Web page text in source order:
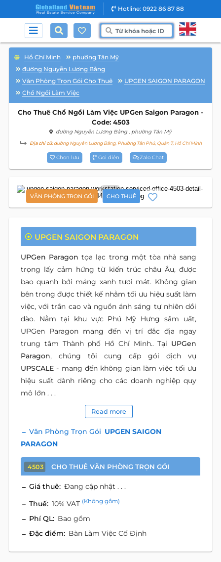
Hotline: 0922 86 87 88
Hồ Chí Minh
phường Tân Mỹ
đường Nguyễn Lương Bằng
Văn Phòng Trọn Gói Cho Thuê
UPGEN SAIGON PARAGON
Chổ Ngồi Làm Việc
Cho Thuê Chổ Ngồi Làm Việc UPGen Saigon Paragon -
Code: 4503
đường Nguyễn Lương Bằng , phường Tân Mỹ
Địa chỉ cũ:đường Nguyễn Lương Bằng, Phường Tân Phú, Quận 7, Hồ Chí Minh
Chọn lưu Gọi điện Zalo Chat
VĂN PHÒNG TRỌN GÓI CHO THUÊ
5
UPGEN SAIGON PARAGON
UPGen Paragon tọa lạc trong một tòa nhà sang
trọng lấy cảm hứng từ kiến trúc châu Âu, được
bao quanh bởi mảng xanh tươi mát. Không gian
bên trong được thiết kế nhằm tối ưu hiệu suất làm
việc, với trần cao và nguồn ánh sáng tự nhiên dồi
dào. Nằm tại khu vực Phú Mỹ Hưng sầm uất,
UPGen Paragon mang đến vị trí đắc địa ngay
trung tâm Thành phố Hồ Chí Minh.. Tại UPGen
Paragon, chúng tôi cung cấp gói dịch vụ
UPSCALE - mang đến không gian làm việc tối ưu
hiệu suất dành riêng cho các doanh nghiệp quy
mô lớn . . .
Read more
Văn Phòng Trọn Gói UPGEN SAIGON
PARAGON
4503 CHO THUÊ VĂN PHÒNG TRỌN GÓI
Giá thuê: Đang cập nhật . . .
Thuế: 10% VAT (Không gồm)
Phí QL: Bao gồm
Đặc điểm: Bàn Làm Việc Cố Định